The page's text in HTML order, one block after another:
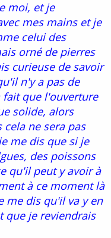
moi, et je
mes mains et je
celui des
orné de pierres
curieuse de savoir
n'y a pas de
fait que l'ouverture
solide, alors
ne sera pas
me dis que si je
des poissons
qu'il peut y avoir à
à ce moment là
me dis qu'il va y en
que je reviendrais